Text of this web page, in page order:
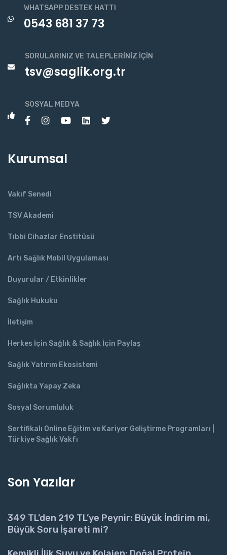
WHATSAPP DESTEK HATTI
0543 681 37 73
SORULARINIZ VE TALEPLERINIZ İÇIN
tsv@saglik.org.tr
SOSYAL MEDYA
Kurumsal
Vakıf Senedi
TSV Akademi
Tıbbi Cihazlar Enstitüsü
Artı Sağlık Mobil Uygulaması
Duyurular / Etkinlikler
Sağlık Hukuku
İletişim
Herkes İçin Sağlık & Sağlık İçin Paylaş
Sağlık Yatırım Ekosistemi
Sağlıkta Yapay Zeka
Sosyal Sorumluluk
Sertifikalı Online Eğitim ve Kariyer Geliştirme Programları |
Türkiye Sağlık Vakfı
Son Yazılar
349 TL’den 219 TL’ye Peynir: Büyük İndirim mi,
Büyük Soru İşareti mi?